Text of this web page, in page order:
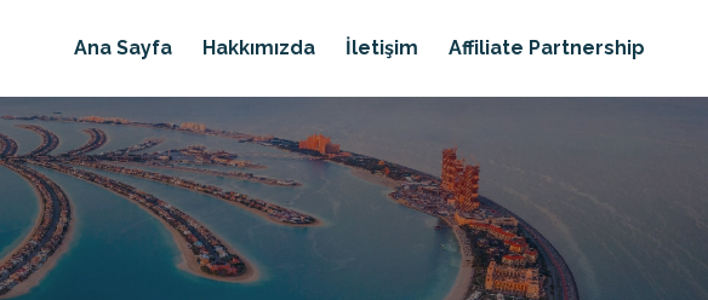
Ana Sayfa Hakkımızda İletişim Affiliate Partnership